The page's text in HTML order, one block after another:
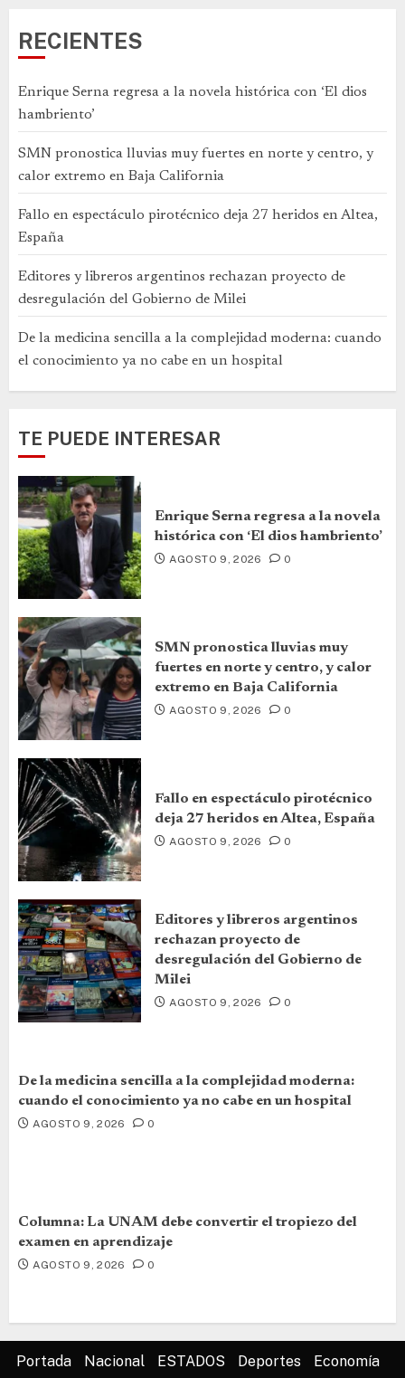
RECIENTES
Enrique Serna regresa a la novela histórica con ‘El dios
hambriento’
SMN pronostica lluvias muy fuertes en norte y centro, y
calor extremo en Baja California
Fallo en espectáculo pirotécnico deja 27 heridos en Altea,
España
Editores y libreros argentinos rechazan proyecto de
desregulación del Gobierno de Milei
De la medicina sencilla a la complejidad moderna: cuando
el conocimiento ya no cabe en un hospital
TE PUEDE INTERESAR
Enrique Serna regresa a la novela
histórica con ‘El dios hambriento’
AGOSTO 9, 2026 0
SMN pronostica lluvias muy
fuertes en norte y centro, y calor
extremo en Baja California
AGOSTO 9, 2026 0
Fallo en espectáculo pirotécnico
deja 27 heridos en Altea, España
AGOSTO 9, 2026 0
Editores y libreros argentinos
rechazan proyecto de
desregulación del Gobierno de
Milei
AGOSTO 9, 2026 0
De la medicina sencilla a la complejidad moderna:
cuando el conocimiento ya no cabe en un hospital
AGOSTO 9, 2026 0
Columna: La UNAM debe convertir el tropiezo del
examen en aprendizaje
AGOSTO 9, 2026 0
Portada Nacional ESTADOS Deportes Economía